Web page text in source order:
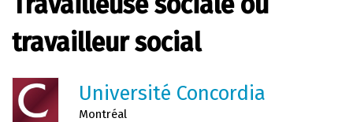
travailleur social
Université Concordia
Montréal